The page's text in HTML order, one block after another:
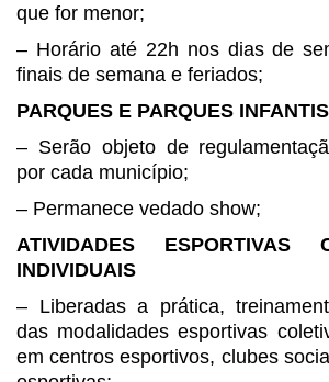
que for menor;
– Horário até 22h nos dias de
finais de semana e feriados;
PARQUES E PARQUES INFANTIS
– Serão objeto de
por cada município;
– Permanece vedado show;
ATIVIDADES ESPORTIVAS
INDIVIDUAIS
– Liberadas a prática,
das modalidades esportivas
em centros esportivos, clubes